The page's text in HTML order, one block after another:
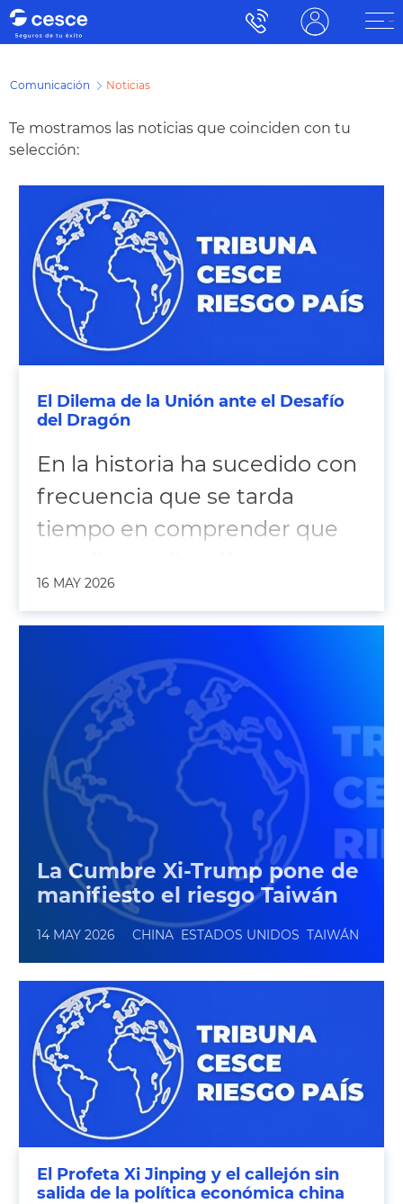
Comunicación Noticias
Te mostramos las noticias que coinciden con tu
selección:
El Dilema de la Unión ante el Desafío
del Dragón
En la historia ha sucedido con
frecuencia que se tarda
tiempo en comprender que
progreso no era sino una
forma lenta y elegante de
desaparecer. Durante casi
treinta años, Europa se
entregó a un dogma que
tenía algo de místico: el
librecambio. Bajo ese dictado,
hemos vivido convencidos de
que la eficiencia era el valor
supremo, una suerte de
deidad ante la cual debíamos
industrias, nuestras
manufacturas y, en última
instancia, la estabilidad de
nuestras clases medias.
16 MAY 2026
La Cumbre Xi-Trump pone de
manifiesto el riesgo Taiwán
14 MAY 2026 CHINA ESTADOS UNIDOS TAIWÁN
El Profeta Xi Jinping y el callejón sin
salida de la política económica china